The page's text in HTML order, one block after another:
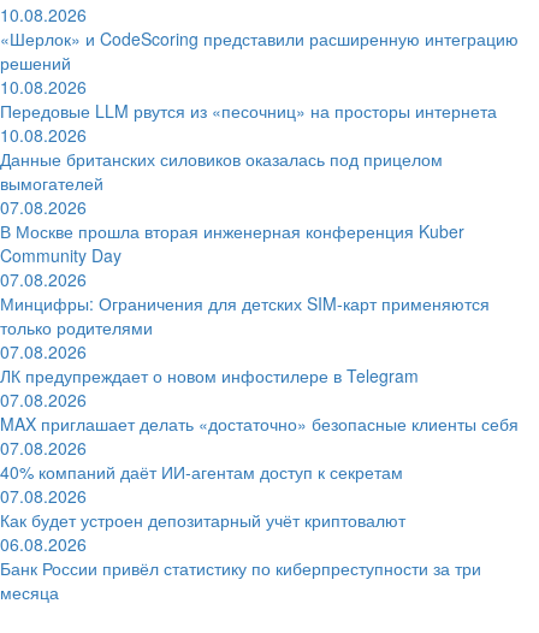
10.08.2026
«Шерлок» и CodeScoring представили расширенную интеграцию
решений
10.08.2026
Передовые LLM рвутся из «песочниц» на просторы интернета
10.08.2026
Данные британских силовиков оказалась под прицелом
вымогателей
07.08.2026
В Москве прошла вторая инженерная конференция Kuber
Community Day
07.08.2026
Минцифры: Ограничения для детских SIM-карт применяются
только родителями
07.08.2026
ЛК предупреждает о новом инфостилере в Telegram
07.08.2026
MAX приглашает делать «достаточно» безопасные клиенты себя
07.08.2026
40% компаний даёт ИИ‑агентам доступ к секретам
07.08.2026
Как будет устроен депозитарный учёт криптовалют
06.08.2026
Банк России привёл статистику по киберпреступности за три
месяца